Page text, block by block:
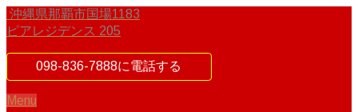
沖縄県那覇市国場1183
ピアレジデンス 205
098-836-7888に電話する
Menu